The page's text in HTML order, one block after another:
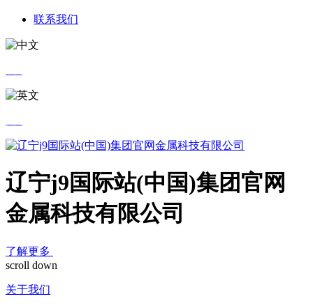
联系我们
辽宁j9国际站(中国)集团官网
金属科技有限公司
了解更多
scroll down
关于我们